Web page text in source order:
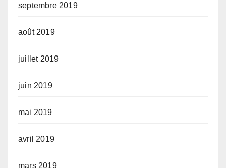
septembre 2019
août 2019
juillet 2019
juin 2019
mai 2019
avril 2019
mars 2019